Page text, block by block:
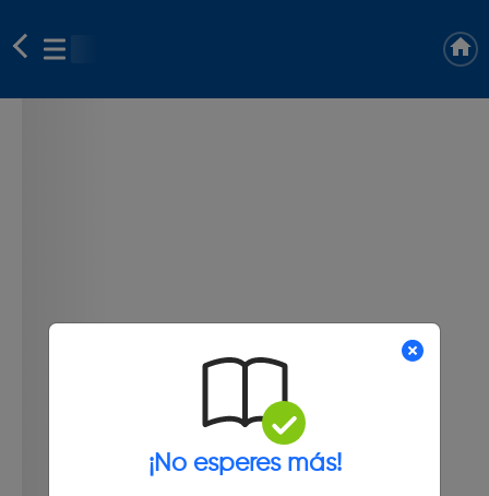
¡No esperes más!